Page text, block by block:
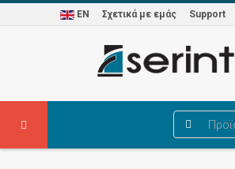
EN Σχετικά με εμάς Support